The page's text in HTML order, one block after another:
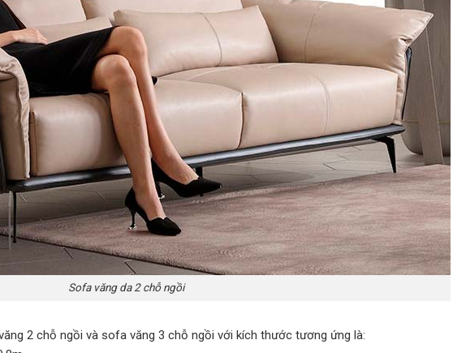
Sofa văng da 2 chỗ ngồi
2 chỗ ngồi và sofa văng 3 chỗ ngồi với kích thước tương ứng là: